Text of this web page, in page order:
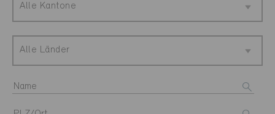
Alle Kantone
Alle Länder